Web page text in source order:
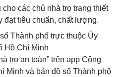
các chủ nhà trọ trang thiết
đạt tiêu chuẩn, chất lượng.
Thành phố trực thuộc Ủy
Hồ Chí Minh
trọ an toàn” trên app Công
Minh và bản đồ số Thành phố